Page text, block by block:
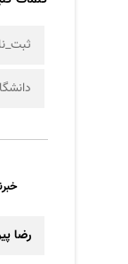
رضا